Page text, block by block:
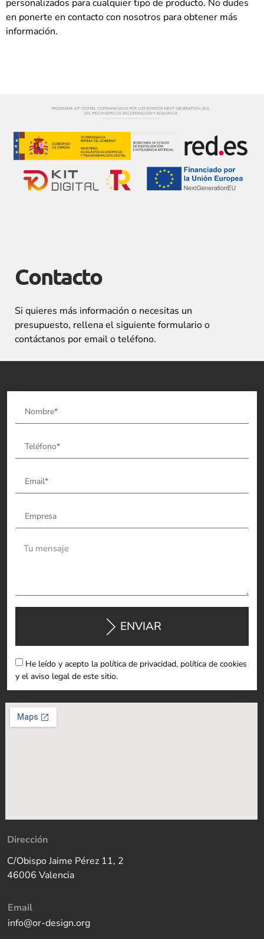
personalizados para cualquier tipo de producto. No dudes
en ponerte en contacto con nosotros para obtener más
información.
Contacto
Si quieres más información o necesitas un
presupuesto, rellena el siguiente formulario o
contáctanos por email o teléfono.
He leído y acepto la política de privacidad, política de cookies
y el aviso legal de este sitio.
ENVIAR
Dirección
C/Obispo Jaime Pérez 11, 2
46006 Valencia
Email
info@or-design.org